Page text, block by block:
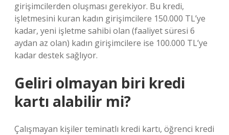
girişimcilerden oluşması gerekiyor. Bu kredi,
işletmesini kuran kadın girişimcilere 150.000 TL’ye
kadar, yeni işletme sahibi olan (faaliyet süresi 6
aydan az olan) kadın girişimcilere ise 100.000 TL’ye
kadar destek sağlıyor.
Geliri olmayan biri kredi
kartı alabilir mi?
Çalışmayan kişiler teminatlı kredi kartı, öğrenci kredi